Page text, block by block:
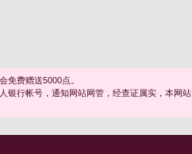
免费赠送5000点。
银行帐号，通知网站网管，经查证属实，本网站